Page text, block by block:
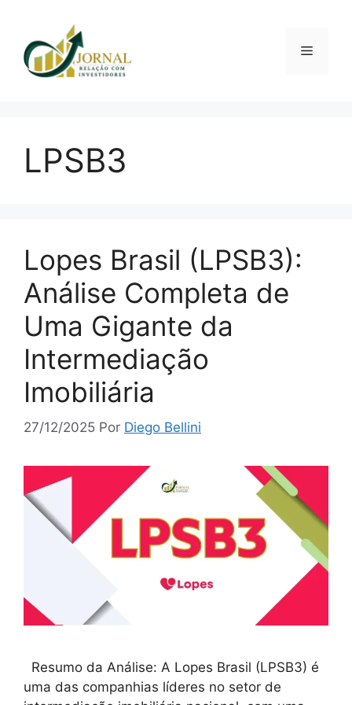
conteúdo
Menu
LPSB3
Lopes Brasil (LPSB3):
Análise Completa de
Uma Gigante da
Intermediação
Imobiliária
27/12/2025 Por Diego Bellini
Resumo da Análise: A Lopes Brasil (LPSB3) é
uma das companhias líderes no setor de